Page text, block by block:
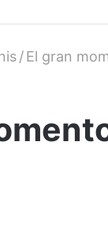
/El gran